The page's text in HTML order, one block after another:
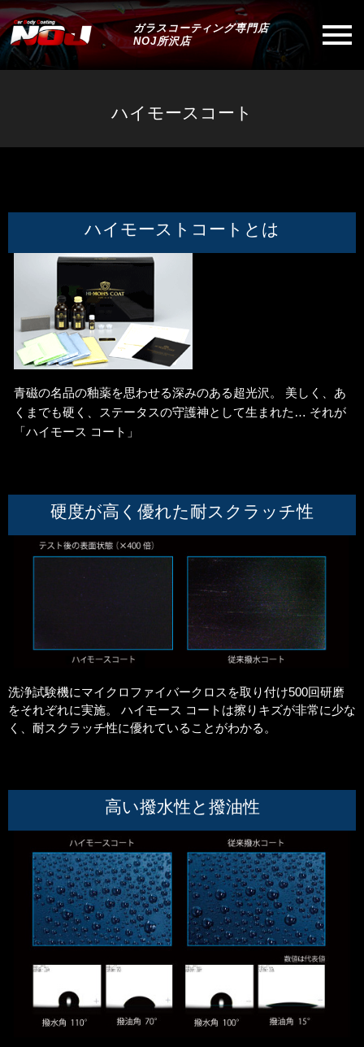
ガラスコーティング専門店
NOJ所沢店
ハイモースコート
ハイモーストコートとは
青磁の名品の釉薬を思わせる深みのある超光沢。 美しく、あ
くまでも硬く、ステータスの守護神として生まれた… それが
「ハイモース コート」
硬度が高く優れた耐スクラッチ性
洗浄試験機にマイクロファイバークロスを取り付け500回研磨
をそれぞれに実施。 ハイモース コートは擦りキズが非常に少な
く、耐スクラッチ性に優れていることがわかる。
高い撥水性と撥油性